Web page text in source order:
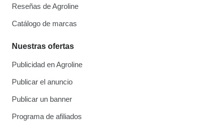
Reseñas de Agroline
Catálogo de marcas
Nuestras ofertas
Publicidad en Agroline
Publicar el anuncio
Publicar un banner
Programa de afiliados